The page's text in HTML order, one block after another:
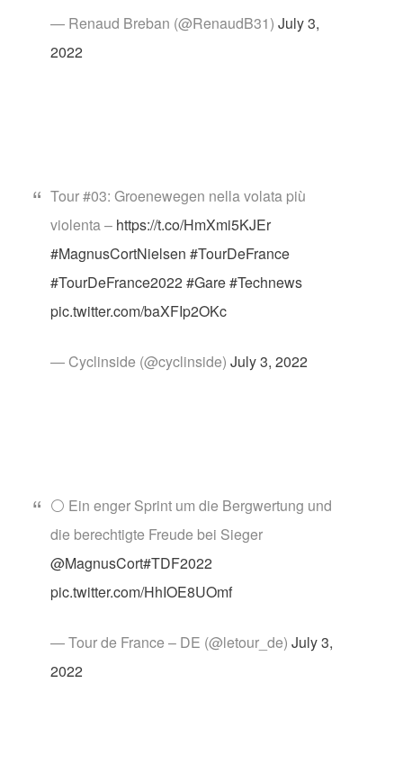
— Renaud Breban (@RenaudB31) July 3,
2022
Tour #03: Groenewegen nella volata più
violenta – https://t.co/HmXmi5KJEr
#MagnusCortNielsen #TourDeFrance
#TourDeFrance2022 #Gare#Technews
pic.twitter.com/baXFIp2OKc
— Cyclinside (@cyclinside) July 3, 2022
⚪️ Ein enger Sprint um die Bergwertung und
die berechtigte Freude bei Sieger
@MagnusCort#TDF2022
pic.twitter.com/HhIOE8UOmf
— Tour de France – DE (@letour_de) July 3,
2022